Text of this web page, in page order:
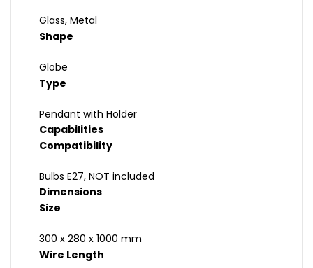
Glass, Metal
Shape
Globe
Type
Pendant with Holder
Capabilities
Compatibility
Bulbs E27, NOT included
Dimensions
Size
300 x 280 x 1000 mm
Wire Length